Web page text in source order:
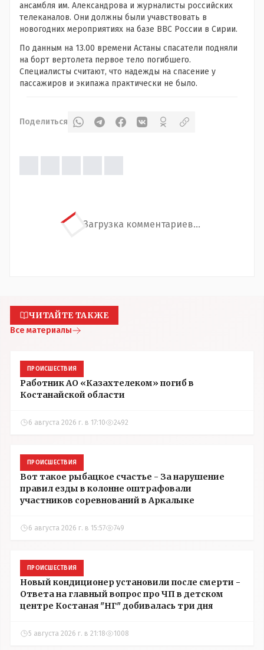
ансамбля им. Александрова и журналисты российских
телеканалов. Они должны были учавствовать в
новогодних мероприятиях на базе ВВС России в Сирии.
По данным на 13.00 времени Астаны спасатели подняли
на борт вертолета первое тело погибшего.
Специалисты считают, что надежды на спасение у
пассажиров и экипажа практически не было.
Поделиться
Загрузка комментариев...
ЧИТАЙТЕ ТАКЖЕ
Все материалы
ПРОИСШЕСТВИЯ
Работник АО «Казахтелеком» погиб в
Костанайской области
6 августа 2026 г. в 17:10 2492
ПРОИСШЕСТВИЯ
Вот такое рыбацкое счастье - За нарушение
правил езды в колонне оштрафовали
участников соревнований в Аркалыке
6 августа 2026 г. в 15:57 749
ПРОИСШЕСТВИЯ
Новый кондиционер установили после смерти -
Ответа на главный вопрос про ЧП в детском
центре Костаная "НГ" добивалась три дня
5 августа 2026 г. в 21:18 1008